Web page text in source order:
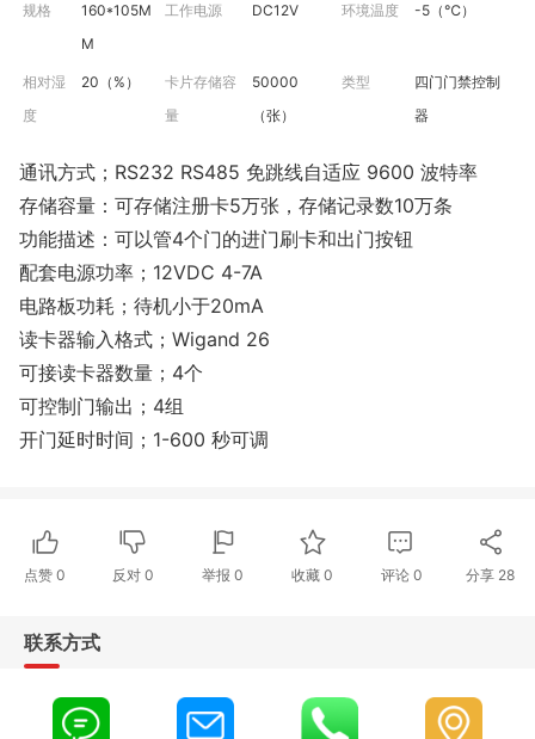
规格
160*105M
M
工作电源 DC12V 环境温度 -5（℃）
相对湿
度
20（%）
卡片存储容
量
50000
（张）
类型
四门门禁控制
器
通讯方式；RS232 RS485 免跳线自适应 9600 波特率
存储容量：可存储注册卡5万张，存储记录数10万条
功能描述：可以管4个门的进门刷卡和出门按钮
配套电源功率；12VDC 4-7A
电路板功耗；待机小于20mA
读卡器输入格式；Wigand 26
可接读卡器数量；4个
可控制门输出；4组
开门延时时间；1-600 秒可调
点赞 0 反对0 举报 0 收藏 0 评论 0 分享 28
联系方式